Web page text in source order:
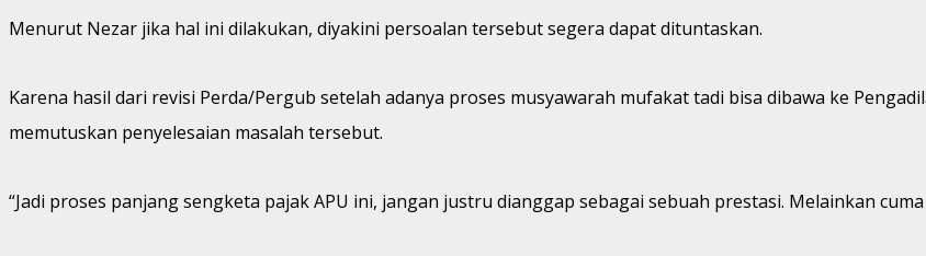
Menurut Nezar jika hal ini dilakukan, diyakini persoalan tersebut segera dapat dituntaskan.
Karena hasil dari revisi Perda/Pergub setelah adanya proses musyawarah mufakat tadi bisa dibawa ke
memutuskan penyelesaian masalah tersebut.
“Jadi proses panjang sengketa pajak APU ini, jangan justru dianggap sebagai sebuah prestasi. Melainkan